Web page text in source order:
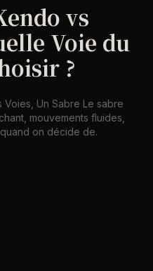
vs
Voie du
?
Voies, Un Sabre Le sabre
mouvements fluides,
on décide de.